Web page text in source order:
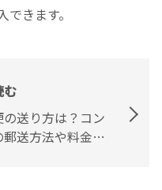
きます。
む
送り方は？コン
郵送方法や料金、